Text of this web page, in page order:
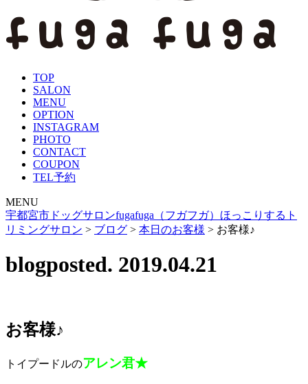
TOP
SALON
MENU
OPTION
INSTAGRAM
PHOTO
CONTACT
COUPON
TEL予約
MENU
宇都宮市ドッグサロンfugafuga（フガフガ）ほっこりするト
リミングサロン > ブログ > 本日のお客様 > お客様♪
blogposted. 2019.04.21
お客様♪
トイプードルのアレン君★